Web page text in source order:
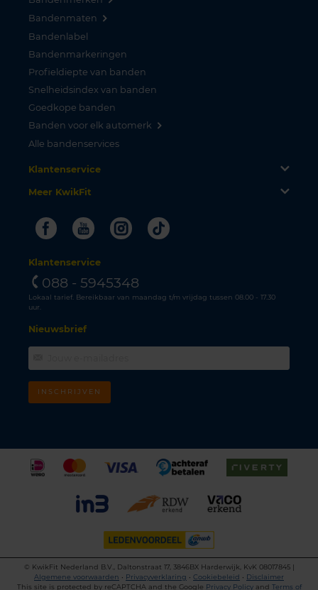
Bandenmaten
Bandenlabel
Bandenmarkeringen
Profieldiepte van banden
Snelheidsindex van banden
Goedkope banden
Banden voor elk automerk
Alle bandenservices
Klantenservice
Meer KwikFit
FacebookYoutubeInstagram
Tiktok
Klantenservice
088 - 5945348
Lokaal tarief. Bereikbaar van maandag t/m vrijdag tussen 08.00 - 17.30
uur.
Nieuwsbrief
INSCHRIJVEN
©
KwikFit Nederland B.V., Daltonstraat 17, 3846BX Harderwijk, KvK 08017845 |
Algemene voorwaarden • Privacyverklaring • Cookiebeleid • Disclaimer
This site is protected by reCAPTCHA and the Google Privacy Policyand Terms of